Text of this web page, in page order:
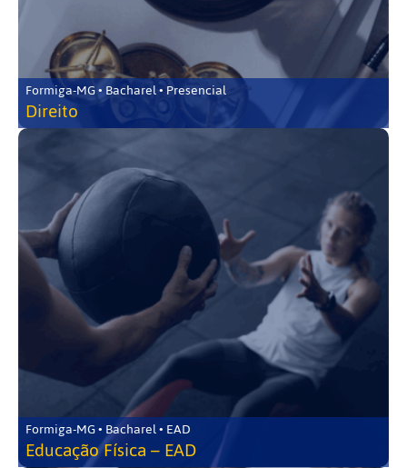
Formiga-MG • Bacharel • Presencial
Direito
Formiga-MG • Bacharel • EAD
Educação Física – EAD